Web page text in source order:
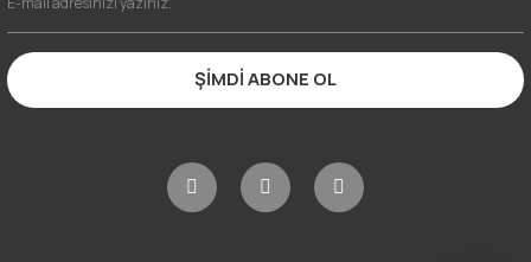
ŞİMDİ ABONE OL